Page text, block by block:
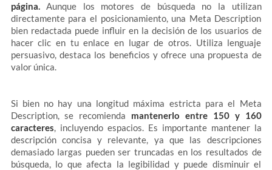
página.Aunque los motores de búsqueda no la utilizan
directamente para el posicionamiento, una Meta Description
bien redactada puede influir en la decisión de los usuarios de
hacer clic en tu enlace en lugar de otros. Utiliza lenguaje
persuasivo, destaca los beneficios y ofrece una propuesta de
valor única.
Si bien no hay una longitud máxima estricta para el Meta
Description, se recomienda mantenerlo entre 150 y 160
caracteres, incluyendo espacios. Es importante mantener la
descripción concisa y relevante, ya que las descripciones
demasiado largas pueden ser truncadas en los resultados de
búsqueda, lo que afecta la legibilidad y puede disminuir el